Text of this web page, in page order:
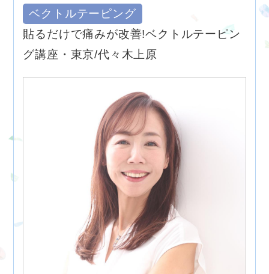
ベクトルテーピング
貼るだけで痛みが改善!ベクトルテーピン
グ講座・東京/代々木上原